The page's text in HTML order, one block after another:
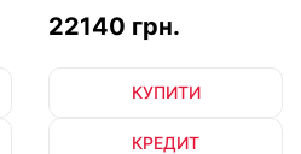
22140 грн.
КУПИТИ
КРЕДИТ